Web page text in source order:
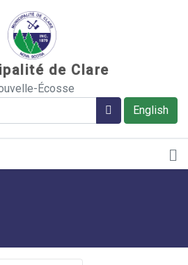
de Clare
Écosse
English
Rechercher